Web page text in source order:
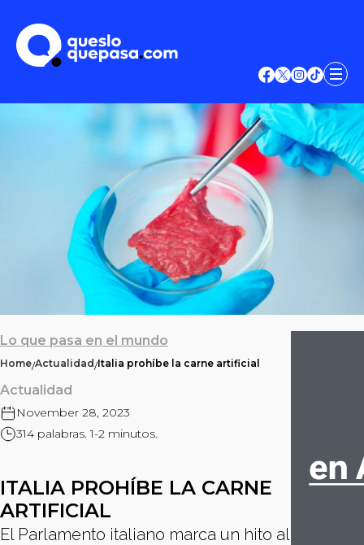
Lo que pasa en el mundo
Home/Actualidad/Italia prohíbe la carne artificial
Actualidad
November 28, 2023
314 palabras. 1-2 minutos.
ITALIA PROHÍBE LA CARNE
ARTIFICIAL
El Parlamento italiano marca un hito al